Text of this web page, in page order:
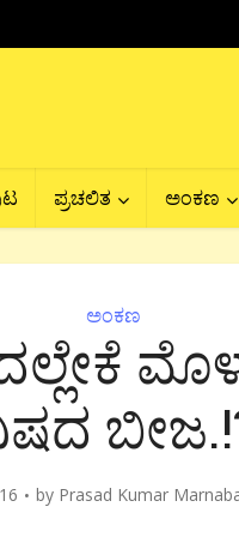
ಪ್ರಚಲಿತ ಅಂಕಣ
ಅಂಕಣ
by Prasad Kumar